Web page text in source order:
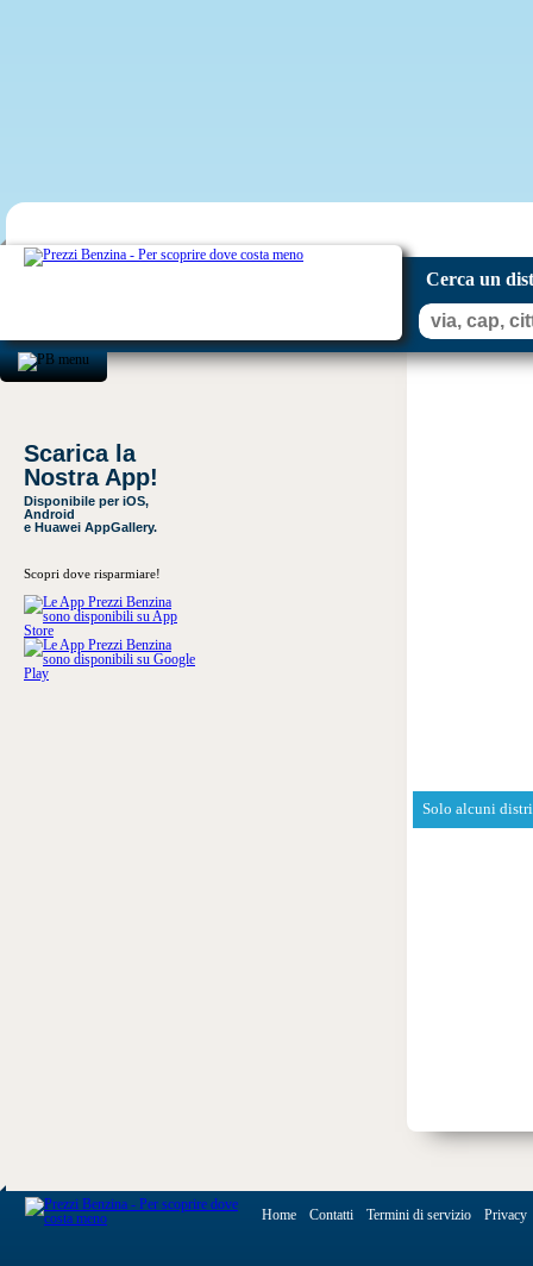
Cerca un
Scarica la
Nostra App!
Disponibile per iOS,
Android
e Huawei AppGallery.
Scopri dove risparmiare!
Solo alcuni
Home Contatti Termini di servizio Privacy